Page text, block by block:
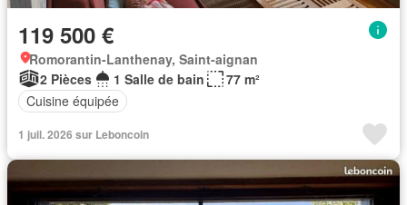
119 500 €
Romorantin-Lanthenay, Saint-aignan
2 Pièces
1 Salle de bain
77 m²
Cuisine équipée
1 juil. 2026 sur Leboncoin